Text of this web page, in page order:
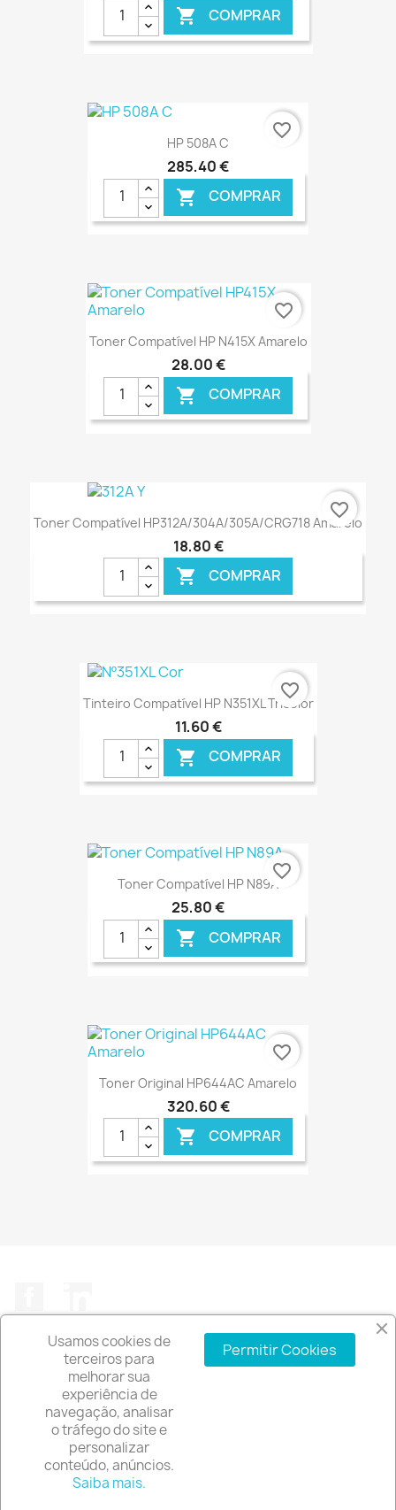
 COMPRAR
€ ONLINE
HP 508A C
285,40 €
 COMPRAR
€ ONLINE
favorite_border
Toner Compatível HP N415X Amarelo
28,00 €
 COMPRAR
favorite_border
Toner Compatível HP312A/304A/305A/CRG718 Amarelo
18,80 €
 COMPRAR
€ ONLINE
favorite_border
Tinteiro Compatível HP N351XL Tricolor
11,60 €
 COMPRAR
€ ONLINE
favorite_border
Toner Compatível HP N89A
25,80 €
 COMPRAR
€ ONLINE
favorite_border
Toner Original HP644AC Amarelo
320,60 €
 COMPRAR
favorite_border
A EMPRESA
INFORMAÇÃO DA LOJA
© 2026 - Software de comércio eletrónico por
Usamos cookies de
terceiros para
melhorar sua
experiência de
navegação, analisar
o tráfego do site e
personalizar
conteúdo, anúncios.
Saiba mais.
Permitir Cookies